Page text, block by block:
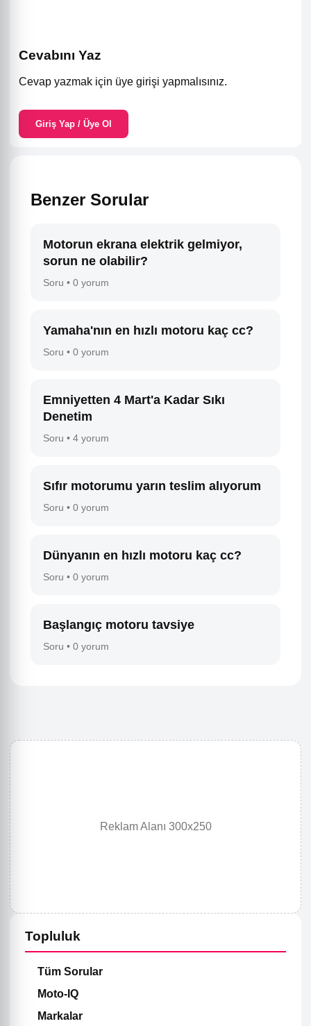
Cevabını Yaz
Cevap yazmak için üye girişi yapmalısınız.
Giriş Yap / Üye Ol
Benzer Sorular
Motorun ekrana elektrik gelmiyor,
sorun ne olabilir?
Soru • 0 yorum
Yamaha'nın en hızlı motoru kaç cc?
Soru • 0 yorum
Emniyetten 4 Mart'a Kadar Sıkı
Denetim
Soru • 4 yorum
Sıfır motorumu yarın teslim alıyorum
Soru • 0 yorum
Dünyanın en hızlı motoru kaç cc?
Soru • 0 yorum
Başlangıç motoru tavsiye
Soru • 0 yorum
Reklam Alanı 300x250
Topluluk
Tüm Sorular
Moto-IQ
Markalar